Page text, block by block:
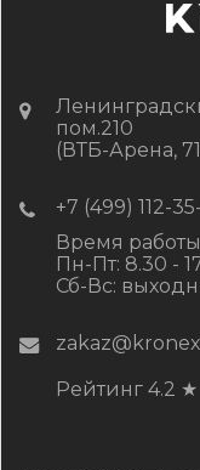
пом.210
(ВТБ-Арена,
+7 (499) 112-
Время
Пн-Пт: 8.30 -
Сб-Вс:
Рейтинг 4.2 ★